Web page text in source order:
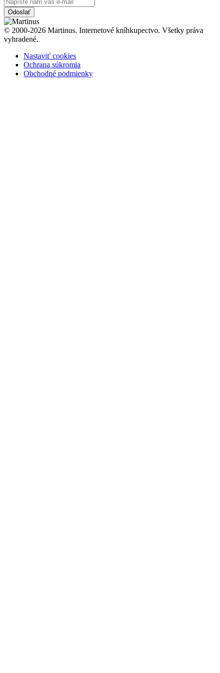
Odoslať
© 2000-2026 Martinus. Internetové kníhkupectvo. Všetky práva
vyhradené.
Nastaviť cookies
Ochrana súkromia
Obchodné podmienky